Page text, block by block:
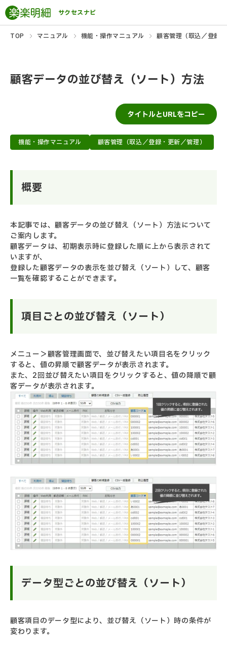
サクセスナビ
TOP マニュアル 機能・操作マニュアル 顧客管理（取込／登録
顧客データの並び替え（ソート）方法
タイトルとURLをコピー
機能・操作マニュアル 顧客管理（取込／登録・更新／管理）
概要
本記事では、顧客データの並び替え（ソート）方法について
ご案内します。
顧客データは、初期表示時に登録した順に上から表示されて
いますが、
登録した顧客データの表示を並び替え（ソート）して、顧客
一覧を確認することができます。
項目ごとの並び替え（ソート）
メニュー＞顧客管理画面で、並び替えたい項目名をクリック
すると、値の昇順で顧客データが表示されます。
また、2回並び替えたい項目をクリックすると、値の降順で顧
客データが表示されます。
データ型ごとの並び替え（ソート）
顧客項目のデータ型により、並び替え（ソート）時の条件が
変わります。